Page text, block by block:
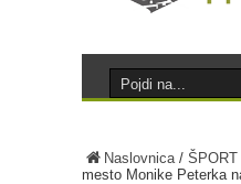
Naslovnica/ ŠPORT
mesto Monike Peterka